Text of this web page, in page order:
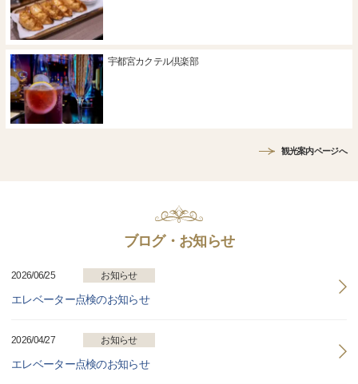
宇都宮カクテル倶楽部
観光案内ページへ
ブログ・お知らせ
2026/06/25 お知らせ
エレベーター点検のお知らせ
2026/04/27 お知らせ
エレベーター点検のお知らせ